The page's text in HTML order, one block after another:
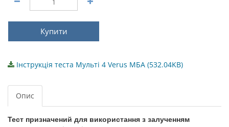
Купити
Інструкція теста Мульті 4 Verus МБА (532.04KB)
Опис
Тест призначений для використання з залученням